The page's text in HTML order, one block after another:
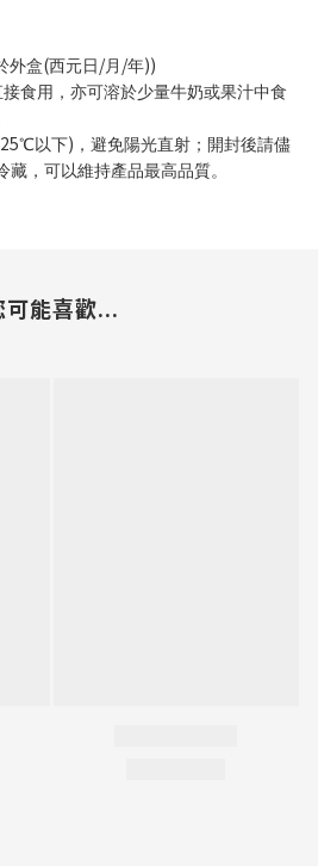
外盒(西元日 /月 /年))
食用，亦可溶於少量牛奶或果汁中食
℃以下) ，避免陽光直射；開封後請儘
藏，可以維持產品最高品質。
可能喜歡...